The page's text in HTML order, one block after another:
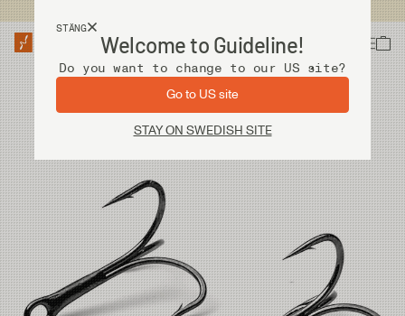
STÄNG
Welcome to Guideline!
Do you want to change to our US site?
Go to US site
STAY ON SWEDISH SITE